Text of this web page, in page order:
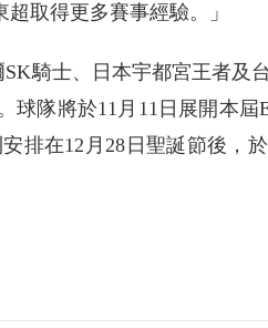
取得更多賽事經驗。」
騎士、日本宇都宮王者及
隊將於11月11日展開本屆
排在12月28日聖誕節後，